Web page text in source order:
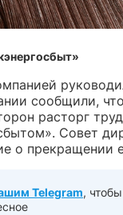
сообщили,
расторг
Совет
о прекращении
Telegram,